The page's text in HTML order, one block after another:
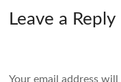
Leave a Reply
Your email address